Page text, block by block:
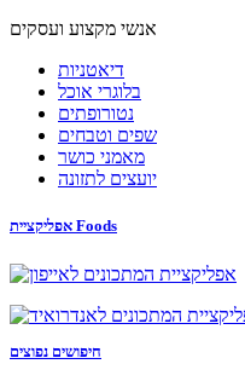
אנשי מקצוע ועסקים
דיאטניות
בלוגרי אוכל
נטורופתים
שפים וטבחים
מאמני כושר
יועצים לתזונה
אפליקציית Foods
חיפושים נפוצים